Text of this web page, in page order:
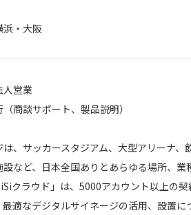
浜・大阪
営業
商談サポート、製品説明）
、サッカースタジアム、大型アリーナ
など、日本全国ありとあらゆる場所、
クラウド」は、5000アカウント以上の
適なデジタルサイネージの活用、設置に